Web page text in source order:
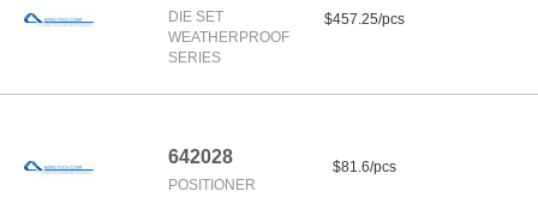
DIE SET
WEATHERPROOF
SERIES
$457.25/pcs
642028
POSITIONER
$81.6/pcs